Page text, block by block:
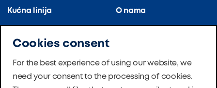
Kućna linija
Školska ventilacija
O nama
Novosti
Cookies consent
For the best experience of using our website, we
need your consent to the processing of cookies.